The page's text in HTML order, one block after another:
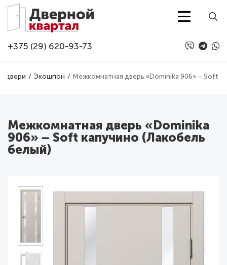
Перейти к основному содержанию
+375 (29) 620-93-73
двери Экошпон Межкомнатная дверь «Dominika 906» – Soft
Межкомнатная дверь «Dominika
906» – Soft капучино (Лакобель
белый)